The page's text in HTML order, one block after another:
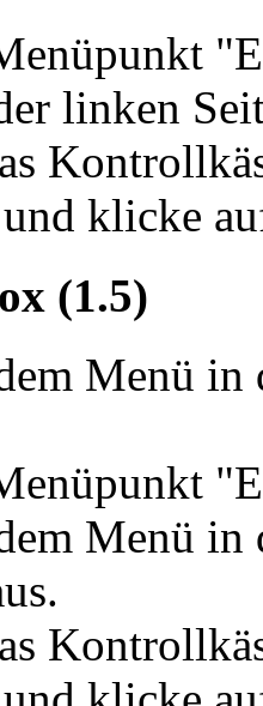
linken
klicke
(1.5)
Menü
Menü